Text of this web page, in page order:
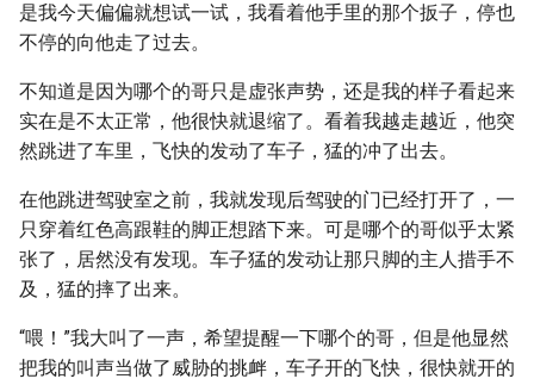
是我今天偏偏就想试一试，我看着他手里的那个扳子，停也
不停的向他走了过去。
不知道是因为哪个的哥只是虚张声势，还是我的样子看起来
实在是不太正常，他很快就退缩了。看着我越走越近，他突
然跳进了车里，飞快的发动了车子，猛的冲了出去。
在他跳进驾驶室之前，我就发现后驾驶的门已经打开了，一
只穿着红色高跟鞋的脚正想踏下来。可是哪个的哥似乎太紧
张了，居然没有发现。车子猛的发动让那只脚的主人措手不
及，猛的摔了出来。
“喂！”我大叫了一声，希望提醒一下哪个的哥，但是他显然
把我的叫声当做了威胁的挑衅，车子开的飞快，很快就开的